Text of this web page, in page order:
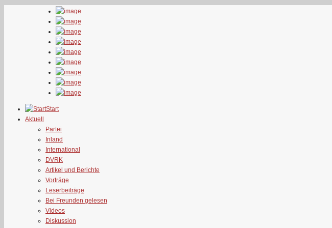
Start
Aktuell
Partei
Inland
International
DVRK
Artikel und Berichte
Vorträge
Leserbeiträge
Bei Freunden gelesen
Videos
Diskussion